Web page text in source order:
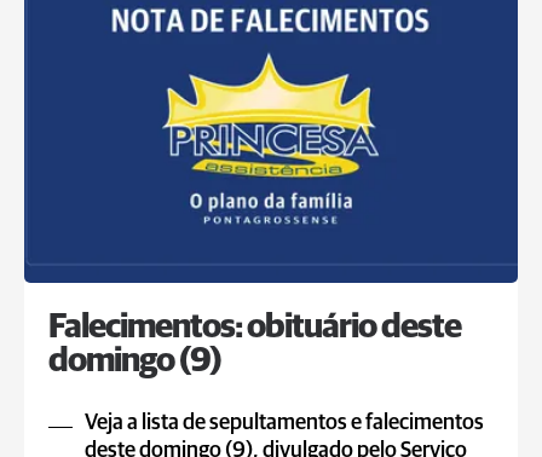
Falecimentos: obituário deste
domingo (9)
Veja a lista de sepultamentos e falecimentos
deste domingo (9), divulgado pelo Serviço